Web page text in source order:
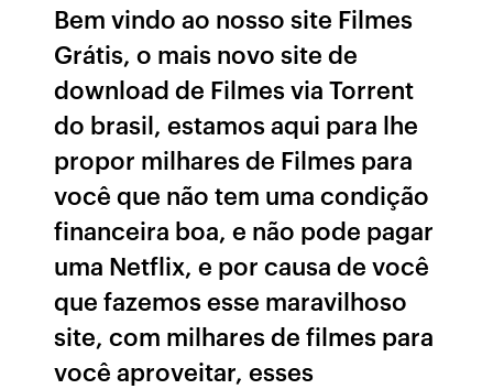
Bem vindo ao nosso site Filmes
Grátis, o mais novo site de
download de Filmes via Torrent
do brasil, estamos aqui para lhe
propor milhares de Filmes para
você que não tem uma condição
financeira boa, e não pode pagar
uma Netflix, e por causa de você
que fazemos esse maravilhoso
site, com milhares de filmes para
você aproveitar, esses